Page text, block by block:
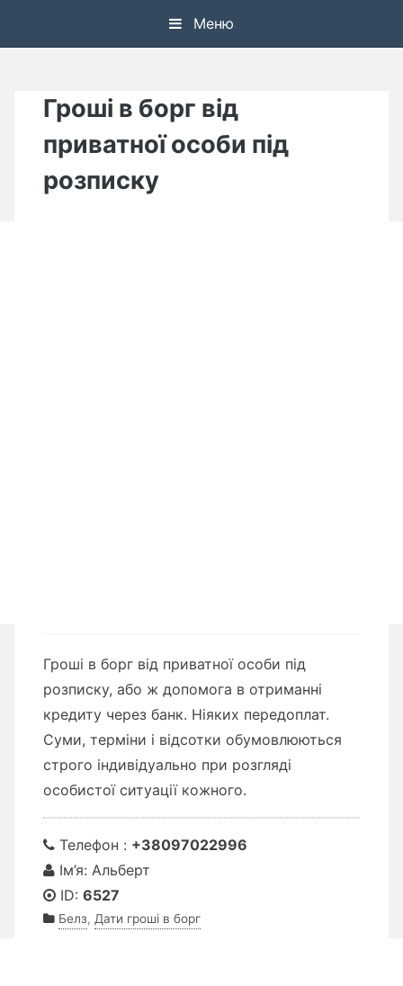
Меню
Гроші в борг від
приватної особи під
розписку
Гроші в борг від приватної особи під
розписку, або ж допомога в отриманні
кредиту через банк. Ніяких передоплат.
Суми, терміни і відсотки обумовлюються
строго індивідуально при розгляді
особистої ситуації кожного.
Телефон : +38097022996
Ім’я: Альберт
ID: 6527
Белз, Дати гроші в борг